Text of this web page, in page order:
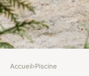
Accueil›Piscine